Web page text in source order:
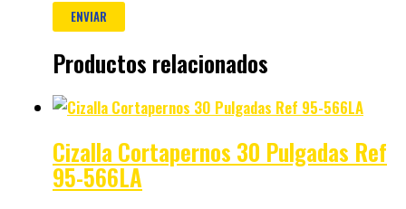
Productos relacionados
Cizalla Cortapernos 30 Pulgadas Ref
95-566LA